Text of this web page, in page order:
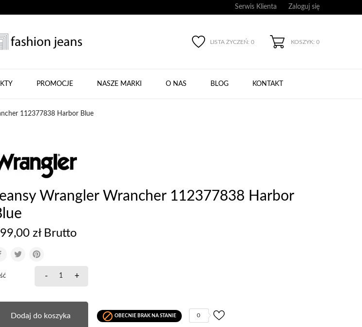
Serwis Klienta Zaloguj się
LISTA ŻYCZEŃ: 0 KOSZYK: 0
PROMOCJE NASZE MARKI O NAS BLOG KONTAKT
112377838 Harbor Blue
Wrangler Wrancher 112377838 Harbor
zł Brutto
- +
Dodaj do koszyka  OBECNIE BRAK NA STANIE 0